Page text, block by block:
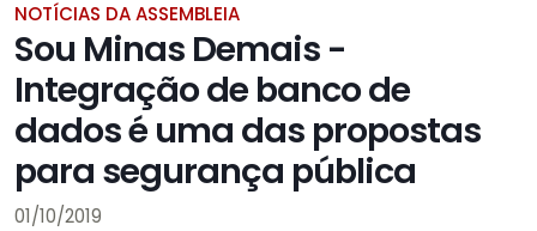
NOTÍCIAS DA ASSEMBLEIA
Sou Minas Demais -
Integração de banco de
dados é uma das propostas
para segurança pública
01/10/2019